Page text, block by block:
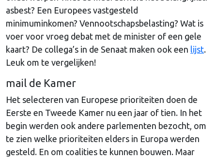
asbest? Een Europees vastgesteld
minimuminkomen? Vennootschapsbelasting? Wat is
voer voor vroeg debat met de minister of een gele
kaart? De collega’s in de Senaat maken ook een lijst.
Leuk om te vergelijken!
mail de Kamer
Het selecteren van Europese prioriteiten doen de
Eerste en Tweede Kamer nu een jaar of tien. In het
begin werden ook andere parlementen bezocht, om
te zien welke prioriteiten elders in Europa werden
gesteld. En om coalities te kunnen bouwen. Maar